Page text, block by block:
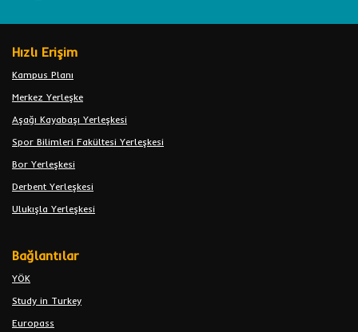
Hızlı Erişim
Kampus Planı
Merkez Yerleşke
Aşağı Kayabaşı Yerleşkesi
Spor Bilimleri Fakültesi Yerleşkesi
Bor Yerleşkesi
Derbent Yerleşkesi
Ulukışla Yerleşkesi
Bağlantılar
YÖK
Study in Turkey
Europass